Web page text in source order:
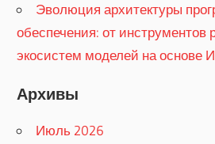
Эволюция архитектуры
обеспечения: от инструментов
экосистем моделей на основе
Архивы
Июль 2026